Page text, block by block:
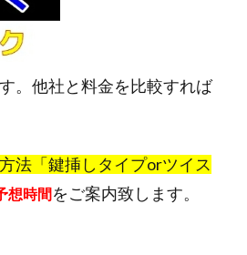
。他社と料金を比較すれば
法「鍵挿しタイプorツイス
想時間 をご案内致します。